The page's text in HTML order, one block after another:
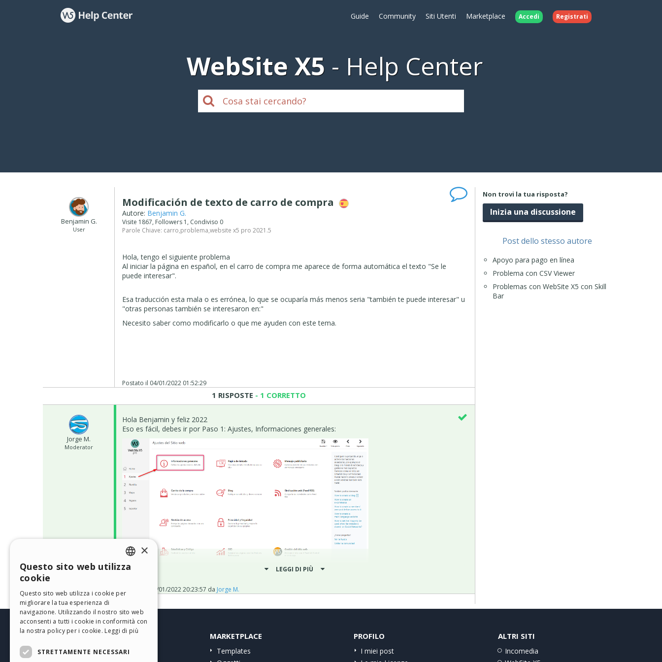
Guide Community Siti Utenti Marketplace Accedi Registrati
WebSite X5 Help Center
Benjamin G.
User
Modificación de texto de carro de compra
Autore: Benjamin G.
Visite 1867, Followers 1, Condiviso 0
Parole Chiave: carro,problema,website x5 pro 2021.5
Hola, tengo el siguiente problema
Al iniciar la página en español, en el carro de compra me aparece de forma automática el texto "Se le
puede interesar".
Esa traducción esta mala o es errónea, lo que se ocuparía más menos seria "también te puede interesar" u
"otras personas también se interesaron en:"
Necesito saber como modificarlo o que me ayuden con este tema.
Postato il 04/01/2022 01:52:29
1 RISPOSTE - 1 CORRETTO
Jorge M.
Moderator
Hola Benjamin y feliz 2022
Eso es fácil, debes ir por Paso 1: Ajustes, Informaciones generales:
Idioma de contenidos, y ahí donde señalo está todo el texto de WebSite X5
LEGGI DI PIÙ
04/01/2022 20:23:57 da Jorge M.
Non trovi la tua risposta?
Inizia una discussione
Post dello stesso autore
Apoyo para pago en línea
Problema con CSV Viewer
Problemas con WebSite X5 con Skill
Bar
HELP CENTER
Guide
MARKETPLACE
Templates
PROFILO
I miei post
ALTRI SITI
Incomedia
ENGLISH
SPANISH
PORTUGUESE
POLISH
×
Questo sito web utilizza
cookie
Questo sito web utilizza i cookie per
migliorare la tua esperienza di
navigazione. Utilizzando il nostro sito web
acconsenti a tutti i cookie in conformità con
la nostra policy per i cookie. Leggi di più
STRETTAMENTE NECESSARI